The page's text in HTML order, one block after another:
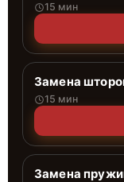
15 мин
Замена
15 мин
Замена